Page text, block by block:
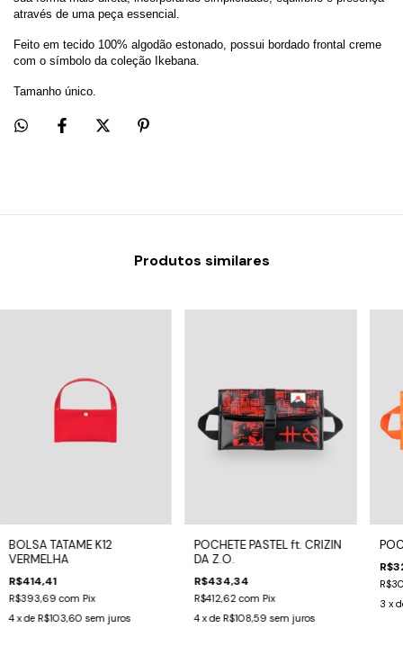
através de uma peça essencial.
Feito em tecido 100% algodão estonado, possui bordado frontal creme
com o símbolo da coleção Ikebana.
Tamanho único.
Produtos similares
BOLSA TATAME K12
VERMELHA
R$414,41
R$393,69com Pix
4 x de R$103,60 sem juros
POCHETE PASTEL ft. CRIZIN
DA Z.O.
R$434,34
R$412,62com Pix
4 x de R$108,59 sem juros
3 x